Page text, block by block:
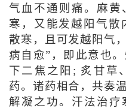
气血不通则痛。麻黄
寒，又能发越阳气散
散寒，且可发越阳气
病自愈”，即此意也
下二焦之阳; 炙甘草
药。诸药相合，共奏
解凝之功。汗法治疗